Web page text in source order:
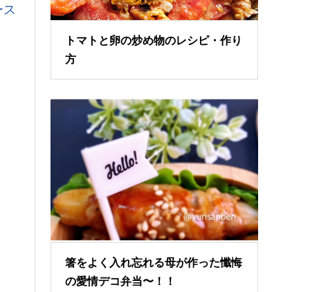
トマトと卵の炒め物のレシピ・作り
方
箸をよく入れ忘れる母が作った懺悔
の愛情デコ弁当〜！！